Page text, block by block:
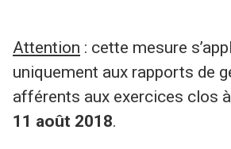
Attention : cette mesure
uniquement aux rapports de
afférents aux exercices clos
11 août 2018.